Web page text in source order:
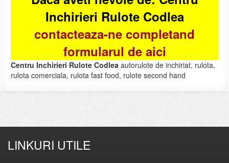
Inchirieri Rulote Codlea
contacteaza-ne completand
formularul de aici
Centru Inchirieri Rulote Codlea autorulote de inchiriat, rulota,
rulota comerciala, rulota fast food, rulote second hand
LINKURI UTILE